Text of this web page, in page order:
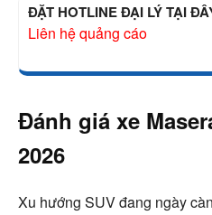
ĐẶT HOTLINE ĐẠI LÝ TẠI
Liên hệ quảng cáo
Đánh giá xe
2026
Xu hướng SUV đang ngày